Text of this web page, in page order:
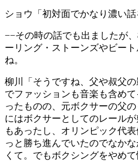
ショウ 「初対面でかなり濃い
−−その時の話でも出ましたが
ーリング・ストーンズやビー
ね。
柳川
「そうですね、父や叔父
でファッションも音楽も含め
ったものの、元ボクサーの父
にはボクサーとしてのレール
もあったし、オリンピック代
っと勝ち進んでいたのでなか
くて。でもボクシングをやめ